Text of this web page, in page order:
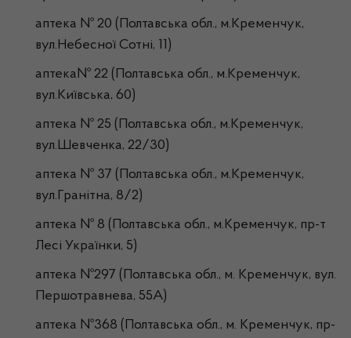
аптека № 20 (Полтавська обл., м.Кременчук,
вул.Небесної Сотні, 11)
аптека№ 22 (Полтавська обл., м.Кременчук,
вул.Київська, 60)
аптека № 25 (Полтавська обл., м.Кременчук,
вул.Шевченка, 22/30)
аптека № 37 (Полтавська обл., м.Кременчук,
вул.Гранітна, 8/2)
аптека № 8 (Полтавська обл., м.Кременчук, пр-т
Лесі Українки, 5)
аптека №297 (Полтавська обл., м. Кременчук, вул.
Першотравнева, 55А)
аптека №368 (Полтавська обл., м. Кременчук, пр-